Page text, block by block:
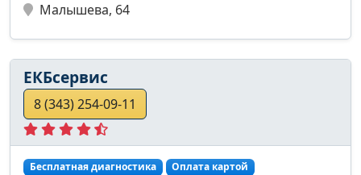
Малышева, 64
ЕКБсервис
8 (343) 254-09-11
Бесплатная диагностика Оплата картой